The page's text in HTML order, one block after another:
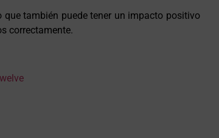
también puede tener un impacto positivo
correctamente.